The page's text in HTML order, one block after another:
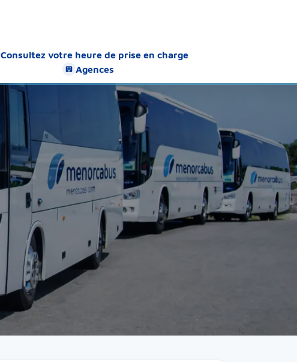
Consultez votre heure de prise en charge
Agences